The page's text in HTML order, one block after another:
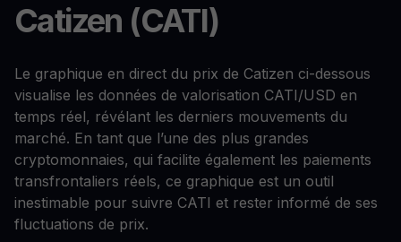
Catizen (CATI)
Le graphique en direct du prix de Catizen ci-dessous
visualise les données de valorisation CATI/USD en
temps réel, révélant les derniers mouvements du
marché. En tant que l’une des plus grandes
cryptomonnaies, qui facilite également les paiements
transfrontaliers réels, ce graphique est un outil
inestimable pour suivre CATI et rester informé de ses
fluctuations de prix.